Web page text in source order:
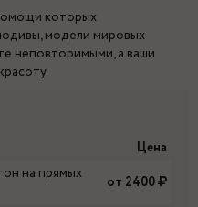
которых
модели мировых
неповторимыми, а ваши
Цена
на прямых
от 2400